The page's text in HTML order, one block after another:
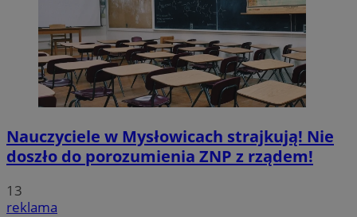
Nauczyciele w Mysłowicach strajkują! Nie
doszło do porozumienia ZNP z rządem!
13
reklama